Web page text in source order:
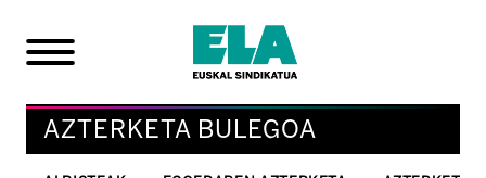
AZTERKETA BULEGOA